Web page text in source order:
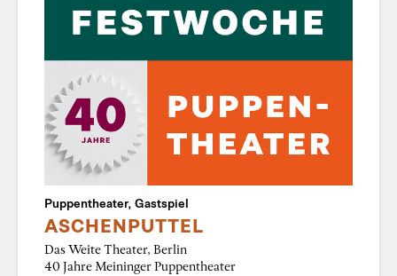
Puppentheater, Gastspiel
ASCHENPUTTEL
Das Weite Theater, Berlin
40 Jahre Meininger Puppentheater